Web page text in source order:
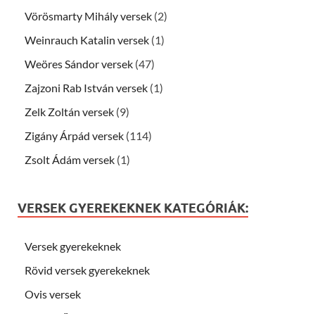
Vörösmarty Mihály versek (2)
Weinrauch Katalin versek (1)
Weöres Sándor versek (47)
Zajzoni Rab István versek (1)
Zelk Zoltán versek (9)
Zigány Árpád versek (114)
Zsolt Ádám versek (1)
VERSEK GYEREKEKNEK KATEGÓRIÁK:
Versek gyerekeknek
Rövid versek gyerekeknek
Ovis versek